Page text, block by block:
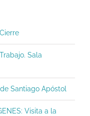
Sala
Santiago Apóstol
Visita a la